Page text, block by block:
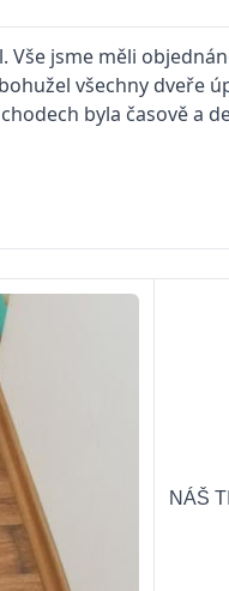
jsme měli
všechny dveře
byla časově a
NÁŠ